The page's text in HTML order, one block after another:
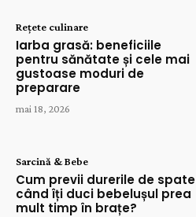
Rețete culinare
Iarba grasă: beneficiile
pentru sănătate și cele mai
gustoase moduri de
preparare
mai 18, 2026
Sarcină & Bebe
Cum previi durerile de spate
când îți duci bebelușul prea
mult timp în brațe?